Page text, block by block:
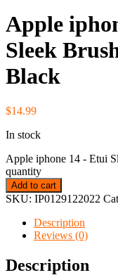
Apple
Sleek
Black
$14.99
In stock
Apple iphone 14 - Etui
quantity
Add to cart
SKU: IP0129122022
Description
Reviews (0)
Description